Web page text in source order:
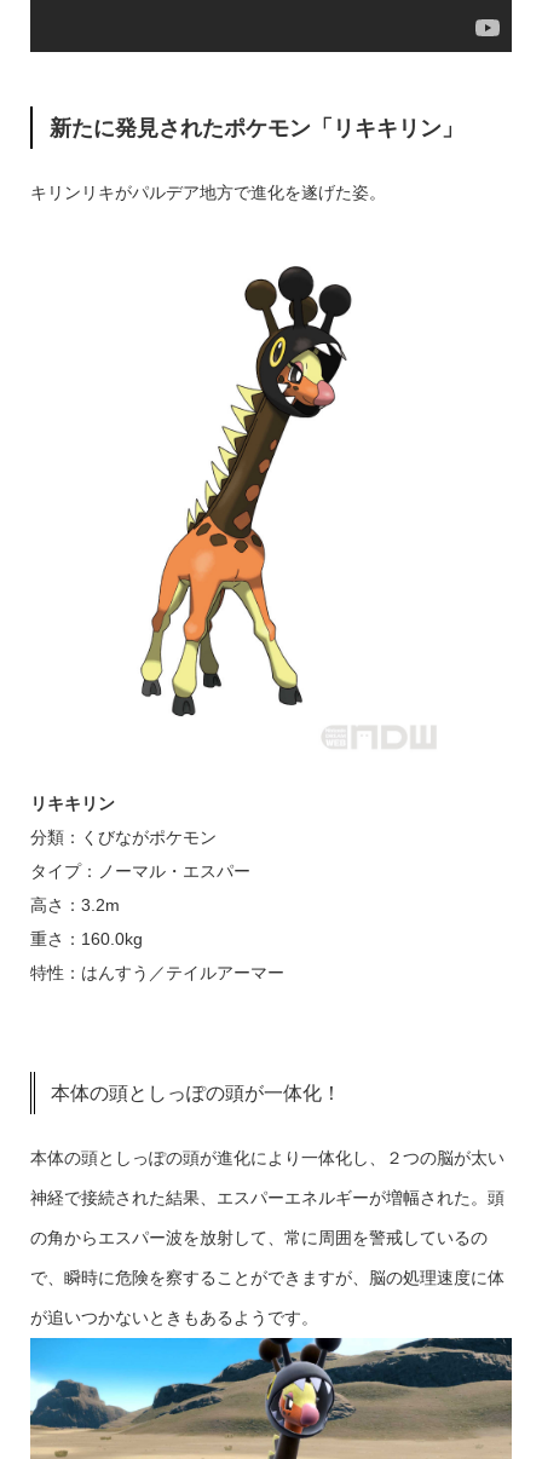
新たに発見されたポケモン「リキキリン」
キリンリキがパルデア地方で進化を遂げた姿。
リキキリン
分類：くびながポケモン
タイプ：ノーマル・エスパー
高さ：3.2m
重さ：160.0kg
特性：はんすう／テイルアーマー
本体の頭としっぽの頭が一体化！
本体の頭としっぽの頭が進化により一体化し、２つの脳が太い
神経で接続された結果、エスパーエネルギーが増幅された。頭
の角からエスパー波を放射して、常に周囲を警戒しているの
で、瞬時に危険を察することができますが、脳の処理速度に体
が追いつかないときもあるようです。